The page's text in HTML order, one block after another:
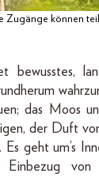
Zugänge können
bewusstes,
das Moos
der Duft
geht um’s
Einbezug von